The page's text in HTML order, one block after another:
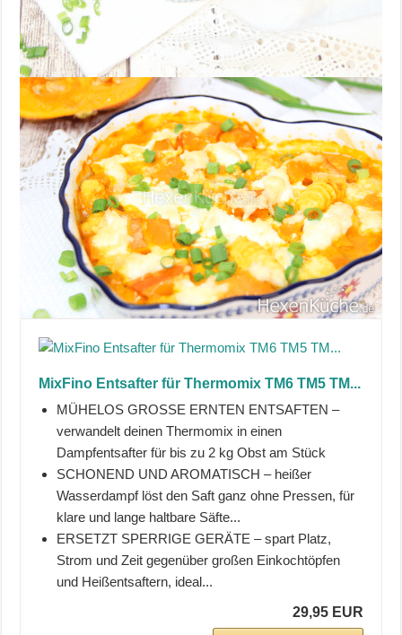
MixFino Entsafter für Thermomix TM6 TM5 TM...
MÜHELOS GROSSE ERNTEN ENTSAFTEN –
verwandelt deinen Thermomix in einen
Dampfentsafter für bis zu 2 kg Obst am Stück
SCHONEND UND AROMATISCH – heißer
Wasserdampf löst den Saft ganz ohne Pressen, für
klare und lange haltbare Säfte...
ERSETZT SPERRIGE GERÄTE – spart Platz,
Strom und Zeit gegenüber großen Einkochtöpfen
und Heißentsaftern, ideal...
29,95 EUR